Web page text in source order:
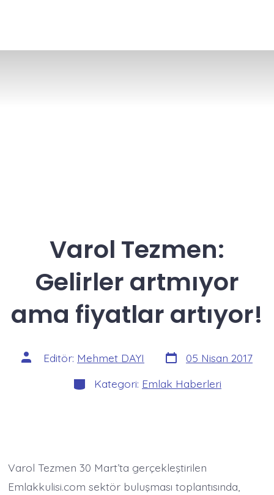
Varol Tezmen:
Gelirler artmıyor
ama fiyatlar artıyor!
Yazının
yazarı
Editör: Mehmet DAYI Yazı
tarihi
05 Nisan 2017
Kategoriler
Kategori: Emlak Haberleri
Varol Tezmen 30 Mart’ta gerçekleştirilen
Emlakkulisi.com sektör buluşması toplantısında,